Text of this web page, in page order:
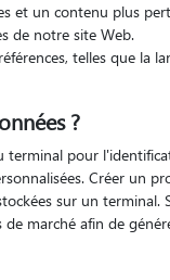
Alpes Isère
Toutes les gardiens de
et un contenu plus
de notre site Web.
telles que la
?
terminal pour
Créer un
sur un
marché afin de